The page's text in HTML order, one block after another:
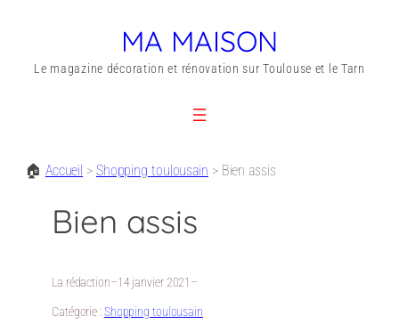
MA MAISON
Le magazine décoration et rénovation sur Toulouse et le Tarn
🏠 Accueil > Shopping toulousain > Bien assis
Bien assis
La rédaction–14 janvier 2021 –
Catégorie :Shopping toulousain